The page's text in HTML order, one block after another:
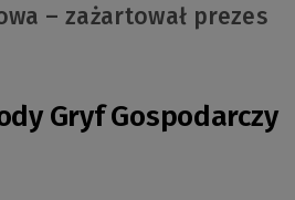
– zażartował prezes
Gryf Gospodarczy